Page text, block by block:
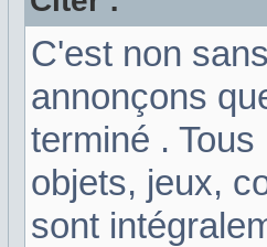
C'est non
annonçons
terminé .
objets, jeux,
sont